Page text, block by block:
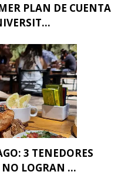
PLAN DE CUENTA
3 TENEDORES
NO LOGRAN ...